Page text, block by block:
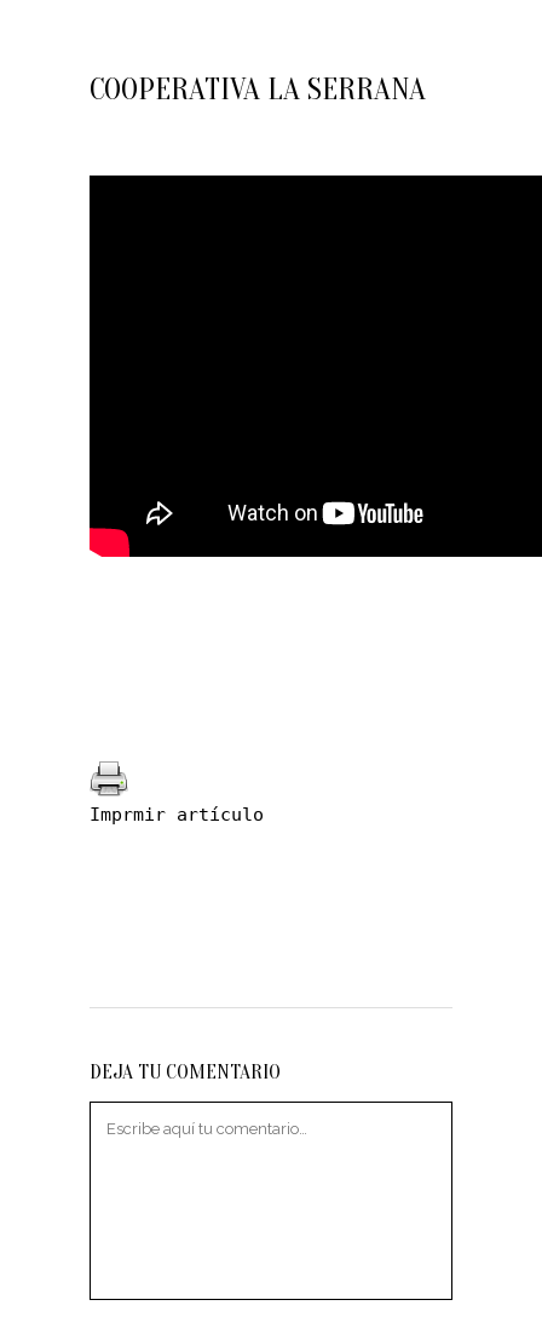
COOPERATIVA LA SERRANA
Imprmir artículo
DEJA TU COMENTARIO